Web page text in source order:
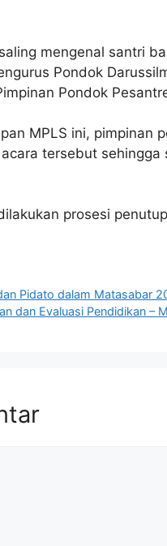
mengenal santri
Pondok
Pondok
MPLS ini, pimpinan
tersebut
prosesi
Pidato dalam Matasabar
dan Evaluasi Pendidikan –